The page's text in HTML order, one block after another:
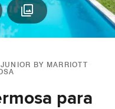
BY MARRIOTT
para